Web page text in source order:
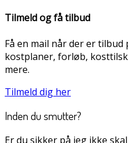
Tilmeld og få tilbud
Få en mail når der er
kostplaner, forløb,
mere.
Tilmeld dig her
Inden du smutter?
Er du sikker på jeg ikke